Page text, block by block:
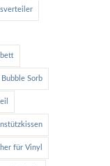
Bubble Sorb
für Vinyl